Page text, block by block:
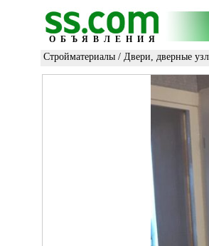
ОБЪЯВЛЕНИЯ
Стройматериалы / Двери, дверные